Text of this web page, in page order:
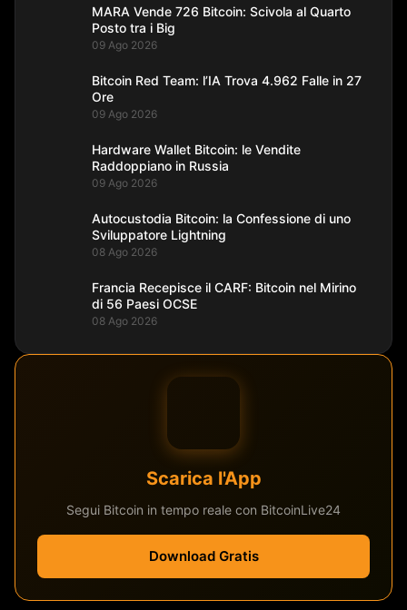
MARA Vende 726 Bitcoin: Scivola al Quarto
Posto tra i Big
09 Ago 2026
Bitcoin Red Team: l’IA Trova 4.962 Falle in 27
Ore
09 Ago 2026
Hardware Wallet Bitcoin: le Vendite
Raddoppiano in Russia
09 Ago 2026
Autocustodia Bitcoin: la Confessione di uno
Sviluppatore Lightning
08 Ago 2026
Francia Recepisce il CARF: Bitcoin nel Mirino
di 56 Paesi OCSE
08 Ago 2026
Scarica l'App
Segui Bitcoin in tempo reale con BitcoinLive24
Download Gratis